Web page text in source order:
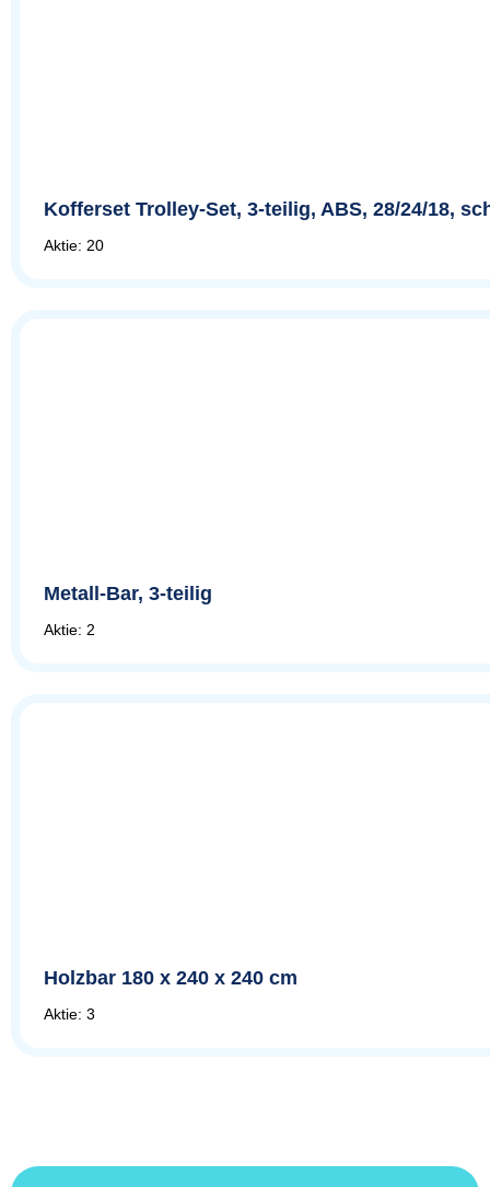
Kofferset Trolley-Set, 3-teilig, ABS, 28/24/18,
Aktie: 20
Metall-Bar, 3-teilig
Aktie: 2
Holzbar 180 x 240 x 240 cm
Aktie: 3